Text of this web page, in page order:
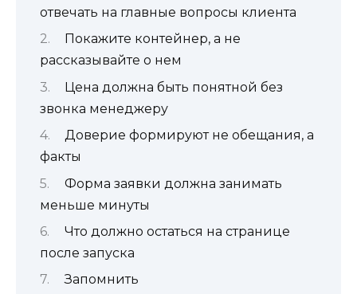
отвечать на главные вопросы клиента
Покажите контейнер, а не
рассказывайте о нем
Цена должна быть понятной без
звонка менеджеру
Доверие формируют не обещания, а
факты
Форма заявки должна занимать
меньше минуты
Что должно остаться на странице
после запуска
Запомнить